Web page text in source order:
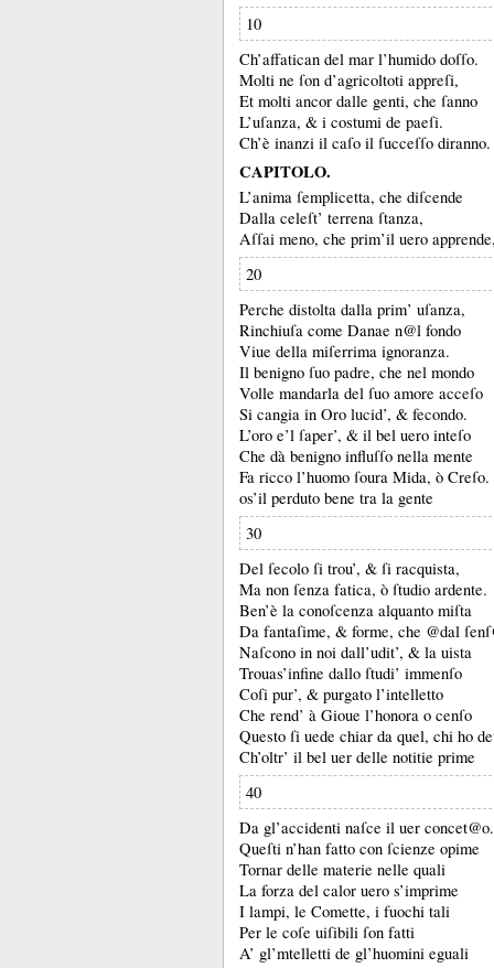
10
Ch’affatican del mar l’humido doſſo.
Molti ne ſon d’agricoltoti appreſi,
Et molti ancor dalle genti, che ſanno
L’uſanza, & i costumi de paeſi.
Ch’è inanzi il caſo il ſucceſſo diranno.
CAPITOLO.
L’anima ſemplicetta, che diſcende
Dalla celeſt’ terrena ſtanza,
Aſſai meno, che prim’il uero
20
Perche distolta dalla prim’ uſanza,
Rinchiuſa come Danae n@l fondo
Viue della miſerrima ignoranza.
Il benigno ſuo padre, che nel mondo
Volle mandarla del ſuo amore acceſo
Si cangia in Oro lucid’, & fecondo.
L’oro e’l ſaper’, & il bel uero inteſo
Che dà benigno influſſo nella mente
Fa ricco l’huomo ſoura Mida, ò Creſo.
os’il perduto bene tra la gente
30
Del ſecolo ſi trou’, & ſi racquista,
Ma non ſenza fatica, ò ſtudio ardente.
Ben’è la conoſcenza alquanto miſta
Da fantaſime, & forme, che @dal
Naſcono in noi dall’udit’, & la uista
Trouas’infine dallo ſtudi’ immenſo
Coſi pur’, & purgato l’intelletto
Che rend’ à Gioue l’honora o cenſo
Questo ſi uede chiar da quel, chi ho
Ch’oltr’ il bel uer delle notitie prime
40
Da gl’accidenti naſce il uer concet@o.
Queſti n’han fatto con ſcienze opime
Tornar delle materie nelle quali
La forza del calor uero s’imprime
I lampi, le Comette, i fuochi tali
Per le coſe uiſibili ſon fatti
A’ gl’mtelletti de gl’huomini eguali